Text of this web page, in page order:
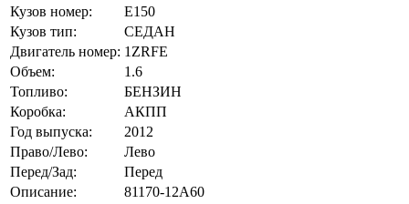
Кузов номер:
E150
Кузов тип:
СЕДАН
Двигатель номер: 1ZRFE
Объем:
1.6
Топливо:
БЕНЗИН
Коробка:
АКПП
Год выпуска:
2012
Право/Лево:
Лево
Перед/Зад:
Перед
Описание:
81170-12A60